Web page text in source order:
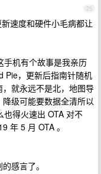
25
速度和硬件小毛病都让
手机有个故事是我亲历
Pie，更新后指南针随机
就永远不是北，地图导
级可能要数据全清所以
得火速出 OTA 对不
年 5 月 OTA 。
感言了。